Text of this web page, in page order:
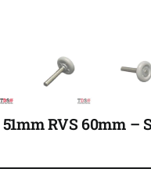
RVS 60mm –